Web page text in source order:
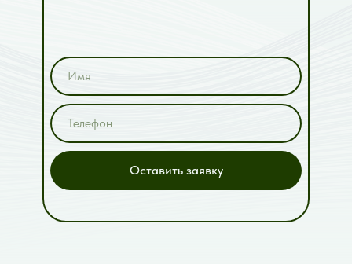
Оставить заявку